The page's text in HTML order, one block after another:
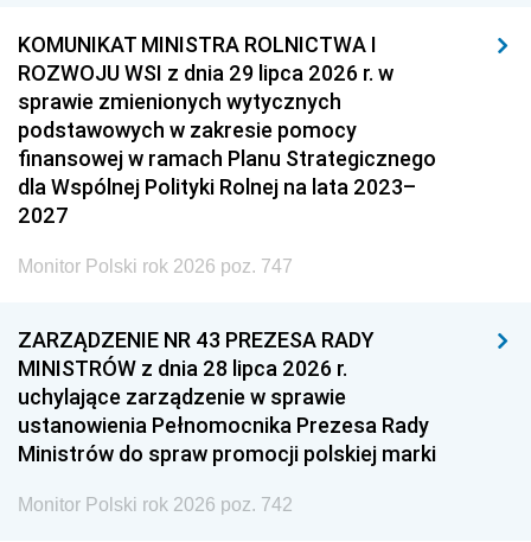
KOMUNIKAT MINISTRA ROLNICTWA I
ROZWOJU WSI z dnia 29 lipca 2026 r. w
sprawie zmienionych wytycznych
podstawowych w zakresie pomocy
finansowej w ramach Planu Strategicznego
dla Wspólnej Polityki Rolnej na lata 2023–
2027
Monitor Polski rok 2026 poz. 747
ZARZĄDZENIE NR 43 PREZESA RADY
MINISTRÓW z dnia 28 lipca 2026 r.
uchylające zarządzenie w sprawie
ustanowienia Pełnomocnika Prezesa Rady
Ministrów do spraw promocji polskiej marki
Monitor Polski rok 2026 poz. 742